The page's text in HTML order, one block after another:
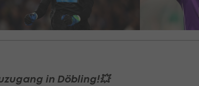
in Döbling!💥